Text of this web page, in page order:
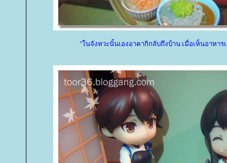
"ในจังหวะนั้นเองอาคากิกลับถึงบ้าน เมื่อเห็นอาหา